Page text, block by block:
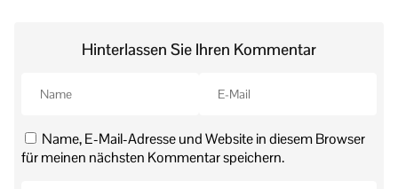
Hinterlassen Sie Ihren Kommentar
Name, E-Mail-Adresse und Website in diesem Browser
für meinen nächsten Kommentar speichern.